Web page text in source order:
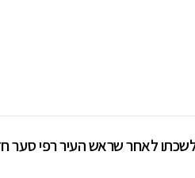
לאחר שראש העיר רפי סער